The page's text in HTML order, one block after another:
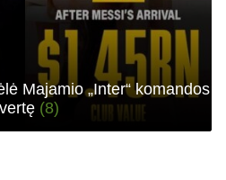
Majamio „Inter“ komandos
vertę (8)